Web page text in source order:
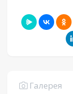
Галерея